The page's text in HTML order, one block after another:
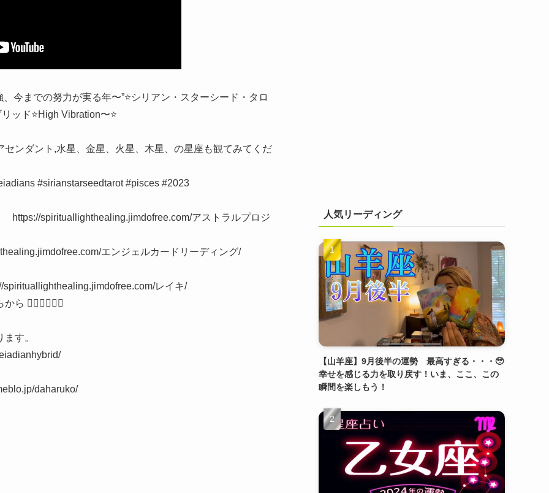
今までの努力が実る年〜”⭐️シリアン・スターシード・タロ
ッド⭐️High Vibration〜⭐
ンダント,水星、金星、火星、木星、の星座も観てみてくだ
#sirianstarseedtarot #pisces #2023
https://spirituallighthealing.jimdofree.com/アストラルプロジ
エンジェルカードリーディング/
レイキ/
👇🏼👇🏼👇🏼
す。
daharuko/
人気リーディング
【山羊座】9月後半の運勢 最高すぎる・・・🥹
幸せを感じる力を取り戻す！いま、ここ、この
瞬間を楽しもう！